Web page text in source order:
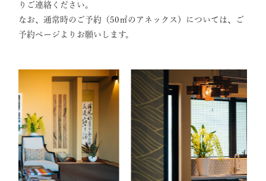
りご連絡ください。
なお、通常時のご予約（50㎡のアネックス）については、ご
予約ページよりお願いします。